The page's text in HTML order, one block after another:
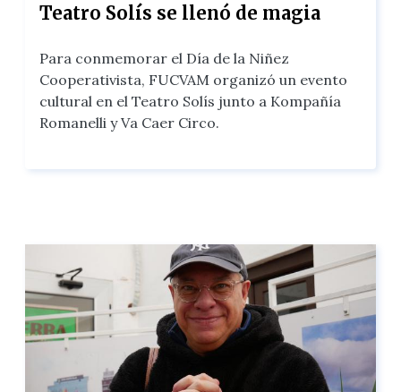
Teatro Solís se llenó de magia
Para conmemorar el Día de la Niñez
Cooperativista, FUCVAM organizó un evento
cultural en el Teatro Solís junto a Kompañía
Romanelli y Va Caer Circo.